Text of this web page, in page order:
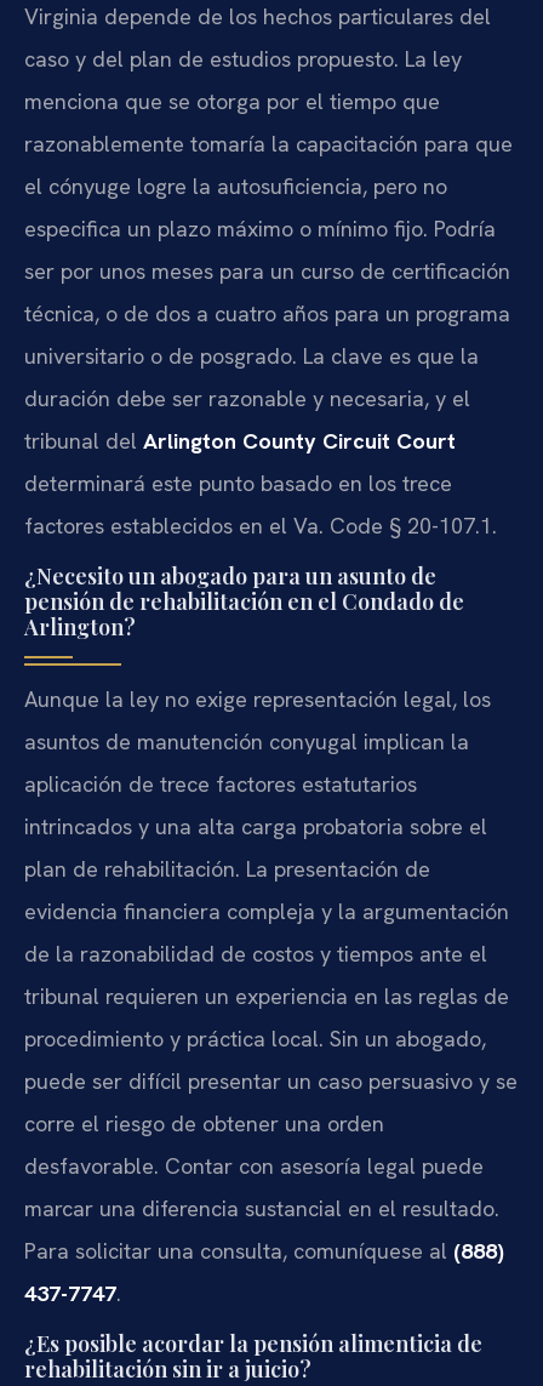
Virginia depende de los hechos particulares del
caso y del plan de estudios propuesto. La ley
menciona que se otorga por el tiempo que
razonablemente tomaría la capacitación para que
el cónyuge logre la autosuficiencia, pero no
especifica un plazo máximo o mínimo fijo. Podría
ser por unos meses para un curso de certificación
técnica, o de dos a cuatro años para un programa
universitario o de posgrado. La clave es que la
duración debe ser razonable y necesaria, y el
tribunal del Arlington County Circuit Court
determinará este punto basado en los trece
factores establecidos en el Va. Code § 20-107.1.
¿Necesito un abogado para un asunto de
pensión de rehabilitación en el Condado de
Arlington?
Aunque la ley no exige representación legal, los
asuntos de manutención conyugal implican la
aplicación de trece factores estatutarios
intrincados y una alta carga probatoria sobre el
plan de rehabilitación. La presentación de
evidencia financiera compleja y la argumentación
de la razonabilidad de costos y tiempos ante el
tribunal requieren un experiencia en las reglas de
procedimiento y práctica local. Sin un abogado,
puede ser difícil presentar un caso persuasivo y se
corre el riesgo de obtener una orden
desfavorable. Contar con asesoría legal puede
marcar una diferencia sustancial en el resultado.
Para solicitar una consulta, comuníquese al (888)
437-7747.
¿Es posible acordar la pensión alimenticia de
rehabilitación sin ir a juicio?